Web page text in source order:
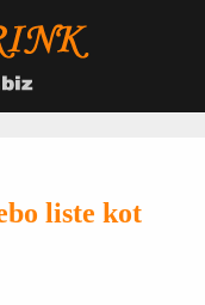
liste kot